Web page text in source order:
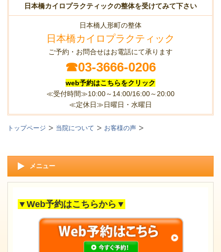
日本橋カイロプラクティックの整体を受けてみて下さい
日本橋人形町の整体
日本橋カイロプラクティック
ご予約・お問合せはお電話にて承ります
☎03-3666-0206
web予約はこちらをクリック
≪受付時間≫10:00～14:00/16:00～20:00
≪定休日≫日曜日・水曜日
トップページ 当院について お客様の声
メニュー
▼Web予約はこちらから▼